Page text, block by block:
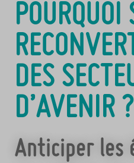
POURQUOI
DES
D’AVENIR ?
Anticiper les